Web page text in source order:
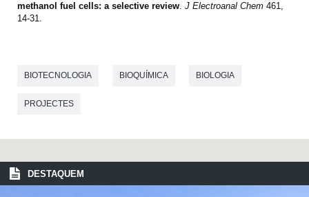
methanol fuel cells: a selective review. J Electroanal Chem 461,
14-31.
BIOTECNOLOGIA BIOQUÍMICA BIOLOGIA
PROJECTES
DESTAQUEM